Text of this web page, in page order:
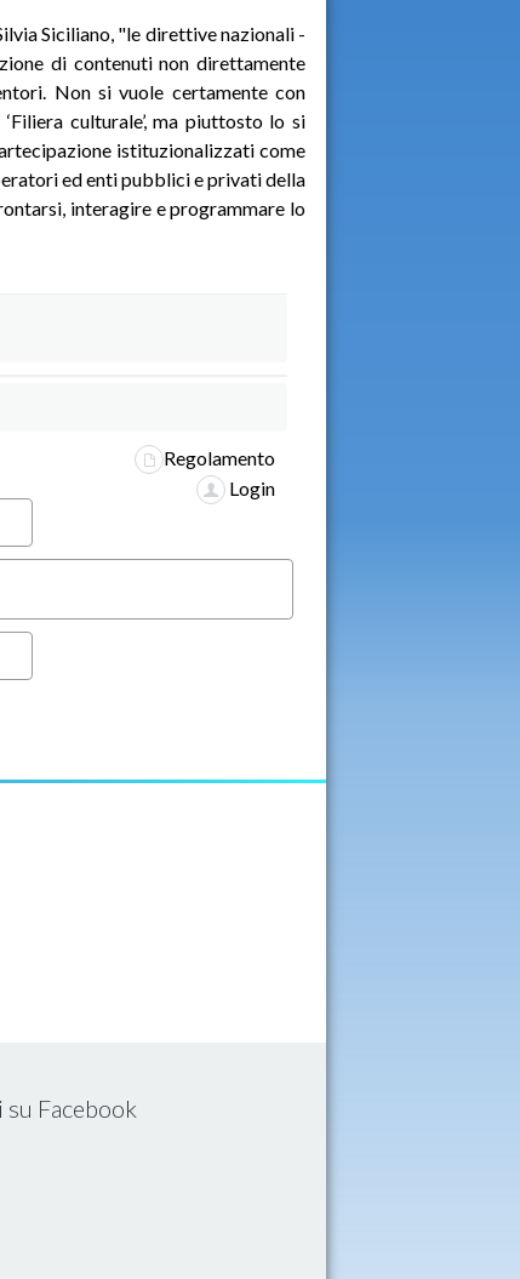
Siciliano, "le direttive nazionali -
di contenuti non direttamente
Non si vuole certamente con
culturale’, ma piuttosto lo si
istituzionalizzati come
ed enti pubblici e privati della
interagire e programmare lo
Regolamento
Login
su Facebook